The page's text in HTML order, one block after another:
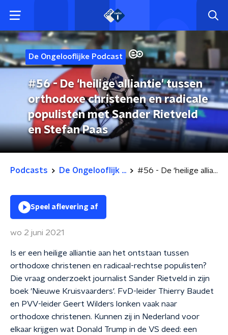
De Ongelooflijke Podcast
#56 - De ‘heilige alliantie' tussen
orthodoxe christenen en radicale
populisten met Sander Rietveld
en Stefan Paas
Podcasts De Ongelooflijk ... #56 - De ‘heilige alliantie' tussen orthodoxe christenen en radicale populisten met Sander Rietveld en Stefan Paas
Speel aflevering af
wo 2 juni 2021
Is er een heilige alliantie aan het ontstaan tussen
orthodoxe christenen en radicaal-rechtse populisten?
Die vraag onderzoekt journalist Sander Rietveld in zijn
boek 'Nieuwe Kruisvaarders'. FvD-leider Thierry Baudet
en PVV-leider Geert Wilders lonken vaak naar
orthodoxe christenen. Kunnen zij in Nederland voor
elkaar krijgen wat Donald Trump in de VS deed: een